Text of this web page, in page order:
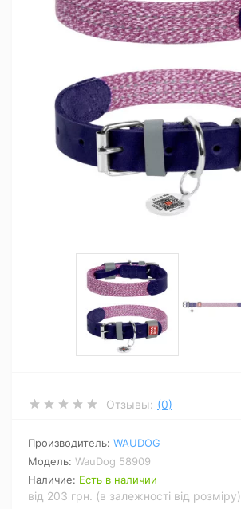
Отзывы: (0)
Производитель: WAUDOG
Модель: WauDog 58909
Наличие: Есть в наличии
від 203 грн. (в залежності від розміру)